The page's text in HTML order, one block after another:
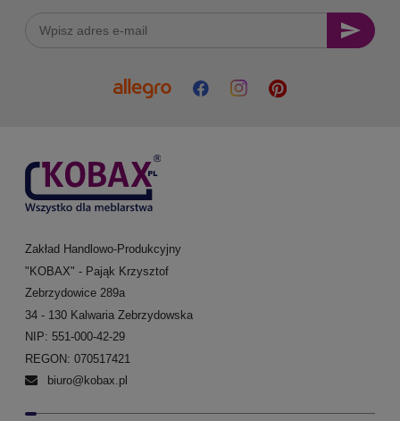
Zakład Handlowo-Produkcyjny
"KOBAX" - Pająk Krzysztof
Zebrzydowice 289a
34 - 130 Kalwaria Zebrzydowska
NIP: 551-000-42-29
REGON: 070517421
biuro@kobax.pl